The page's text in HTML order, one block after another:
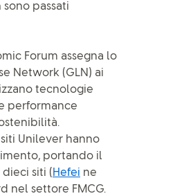
sono passati
Forum assegna lo
Network (GLN) ai
tecnologie
performance
Unilever hanno
portando il
dieci siti ( Hefei ne
nel settore FMCG.